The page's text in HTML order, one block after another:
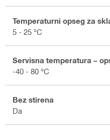
Temperaturni opseg za
5 - 25 °C
Servisna temperatura –
-40 - 80 °C
Bez stirena
Da